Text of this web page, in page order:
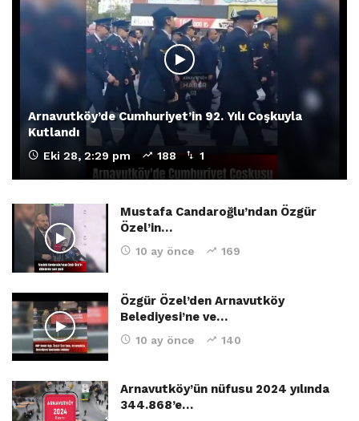
Arnavutköy’de Cumhuriyet’in 92. Yılı Coşkuyla
Kutlandı
Eki 28, 2:29 pm 188 1
Mustafa Candaroğlu’ndan Özgür
Özel’in…
10 ay önce 169
Özgür Özel’den Arnavutköy
Belediyesi’ne ve…
10 ay önce 140
Arnavutköy’ün nüfusu 2024 yılında
344.868’e…